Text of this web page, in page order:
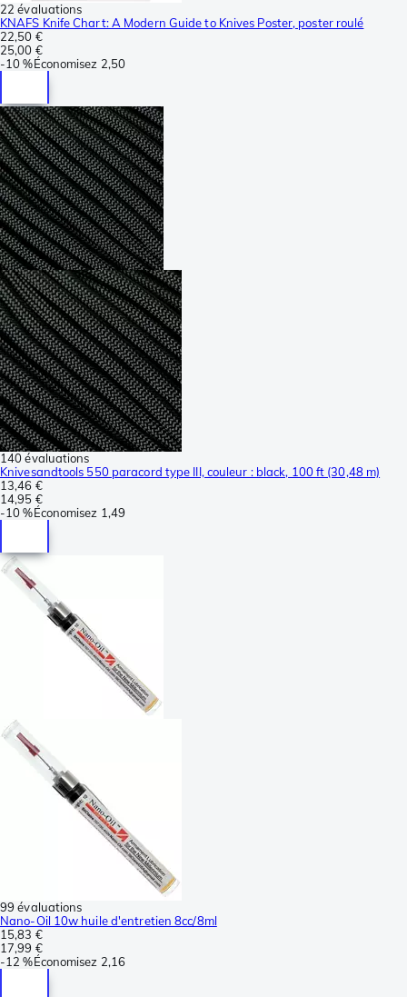
22 évaluations
KNAFS Knife Chart: A Modern Guide to Knives Poster, poster roulé
22,50 €
25,00 €
-10 %Économisez 2,50
140 évaluations
Knivesandtools 550 paracord type III, couleur : black, 100 ft (30,48 m)
13,46 €
14,95 €
-10 %Économisez 1,49
99 évaluations
Nano-Oil 10w huile d'entretien 8cc/8ml
15,83 €
17,99 €
-12 %Économisez 2,16